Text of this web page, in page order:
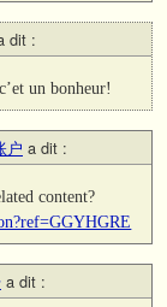
dit :
un bonheur!
户 a dit :
content?
a dit :